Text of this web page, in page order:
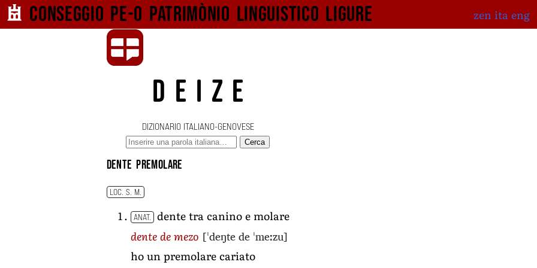
Conseggio pe-o patrimònio linguistico ligure zen ita eng
DEIZE
DIZIONARIO ITALIANO-GENOVESE
Cerca
dente premolare
LOC. S. M.
ANAT.
dente tra canino e molare
dente de mezo [ˈdeŋte de ˈmeːzu]
ho un premolare cariato